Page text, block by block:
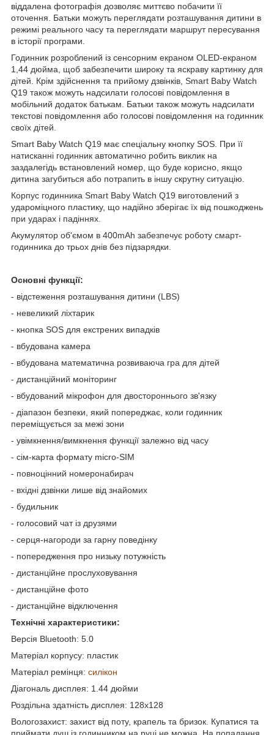
віддалена фотографія дозволяє миттєво побачити її
оточення. Батьки можуть переглядати розташування дитини в
режимі реального часу та переглядати маршрут пересування
в історії програми.
Годинник розроблений із сенсорним екраном OLED-екраном
1,44 дюйма, щоб забезпечити широку та яскраву картинку для
дітей. Крім здійснення та прийому дзвінків, Smart Baby Watch
Q19 також можуть надсилати голосові повідомлення в
мобільний додаток батькам. Батьки також можуть надсилати
текстові повідомлення або голосові повідомлення на годинник
своїх дітей.
Smart Baby Watch Q19 має спеціальну кнопку SOS. При її
натисканні годинник автоматично робить виклик на
заздалегідь встановлений номер, що буде корисно, якщо
дитина загубиться або потрапить в іншу скрутну ситуацію.
Корпус годинника Smart Baby Watch Q19 виготовлений з
удароміцного пластику, що надійно зберігає їх від пошкоджень
при ударах і падіннях.
Акумулятор об'ємом в 400mAh забезпечує роботу смарт-
годинника до трьох днів без підзарядки.
Основні функції:
- відстеження розташування дитини (LBS)
- невеликий ліхтарик
- кнопка SOS для екстрених випадків
- вбудована камера
- вбудована математична розвиваюча гра для дітей
- дистанційний моніторинг
- вбудований мікрофон для двостороннього зв'язку
- діапазон безпеки, який попереджає, коли годинник
переміщується за межі зони
- увімкнення/вимкнення функції залежно від часу
- сім-карта формату micro-SIM
- повноцінний номеронабирач
- вхідні дзвінки лише від знайомих
- будильник
- голосовий чат із друзями
- серця-нагороди за гарну поведінку
- попередження про низьку потужність
- дистанційне прослуховування
- дистанційне фото
- дистанційне відключення
Технічні характеристики:
Версія Bluetooth: 5.0
Матеріал корпусу: пластик
Матеріал ремінця: силікон
Діагональ дисплея: 1.44 дюйми
Роздільна здатність дисплея: 128х128
Вологозахист: захист від поту, крапель та бризок. Купатися та
приймати душ із годинником на руці не можна. На попадання